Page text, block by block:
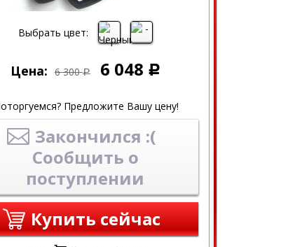
Выбрать цвет:
Цена: 6 300 Р 6 048 Р
Предложите Вашу цену!
Закончился :(
Сообщить о
поступлении
Купить сейчас